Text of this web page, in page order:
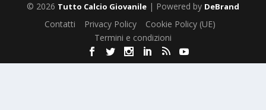
© 2026 Tutto Calcio Giovanile | Powered by DeBrand
Contatti Privacy Policy
Cookie Policy (UE)
Termini e condizioni